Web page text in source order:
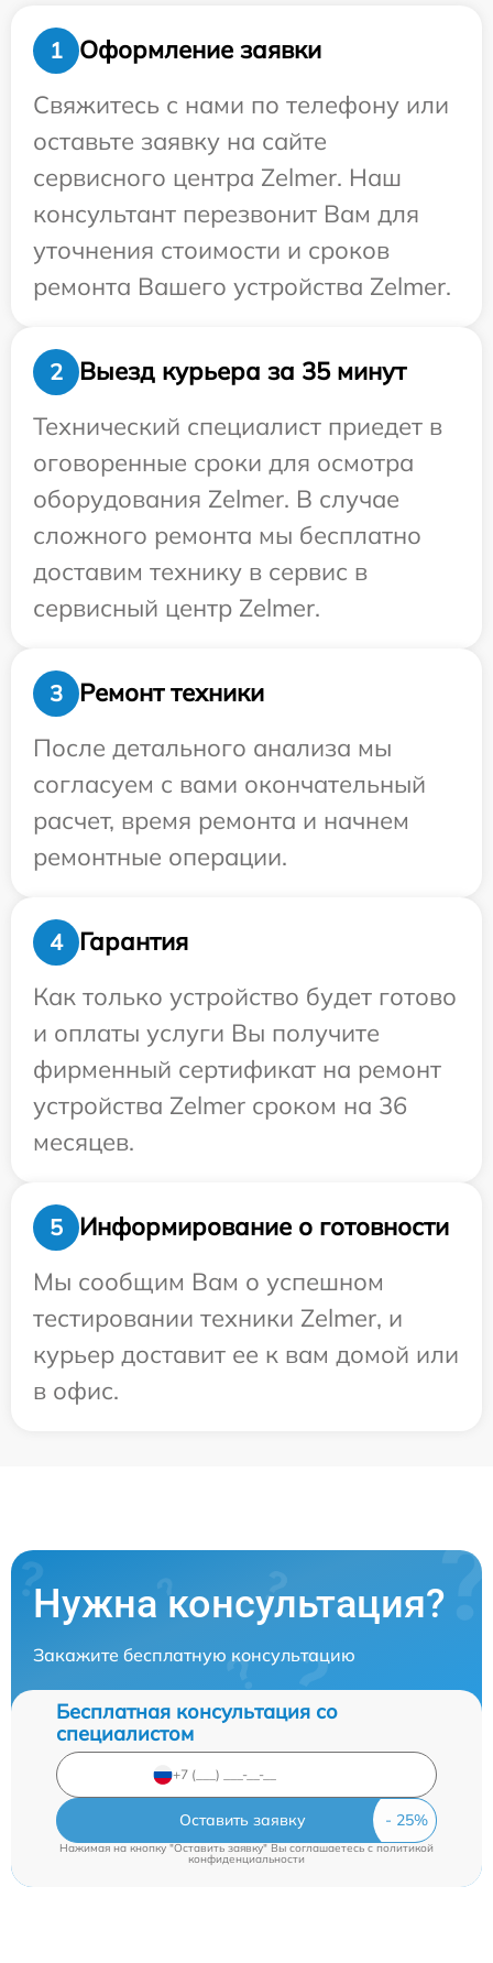
1
Оформление заявки
Свяжитесь с нами по телефону или
оставьте заявку на сайте
сервисного центра Zelmer. Наш
консультант перезвонит Вам для
уточнения стоимости и сроков
ремонта Вашего устройства Zelmer.
2
Выезд курьера за 35 минут
Технический специалист приедет в
оговоренные сроки для осмотра
оборудования Zelmer. В случае
сложного ремонта мы бесплатно
доставим технику в сервис в
сервисный центр Zelmer.
3
Ремонт техники
После детального анализа мы
согласуем с вами окончательный
расчет, время ремонта и начнем
ремонтные операции.
4
Гарантия
Как только устройство будет готово
и оплаты услуги Вы получите
фирменный сертификат на ремонт
устройства Zelmer сроком на 36
месяцев.
5
Информирование о готовности
Мы сообщим Вам о успешном
тестировании техники Zelmer, и
курьер доставит ее к вам домой или
в офис.
Нужна консультация?
Закажите бесплатную консультацию
Бесплатная консультация со
специалистом
Оставить заявку
Нажимая на кнопку "Оставить заявку" Вы соглашаетесь cполитикой
конфиденциальности